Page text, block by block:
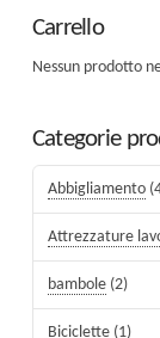
Carrello
Nessun prodotto
Categorie
Abbigliamento
Attrezzature
bambole (2)
Biciclette (1)